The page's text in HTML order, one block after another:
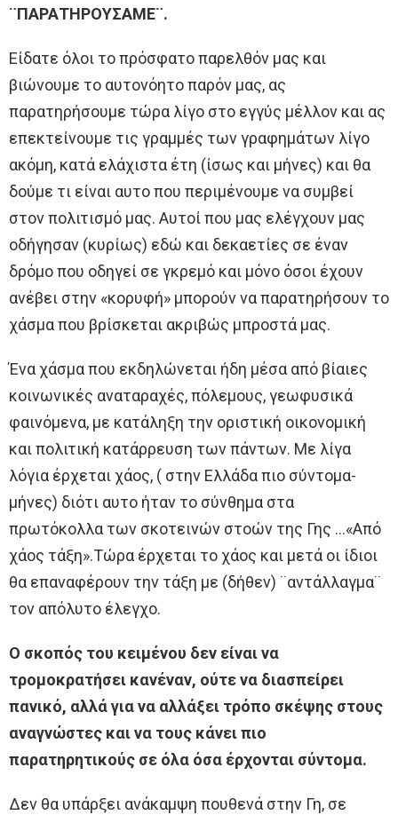
¨ΠΑΡΑΤΗΡΟΥΣΑΜΕ¨.
Είδατε όλοι το πρόσφατο παρελθόν μας και
βιώνουμε το αυτονόητο παρόν μας, ας
παρατηρήσουμε τώρα λίγο στο εγγύς μέλλον και ας
επεκτείνουμε τις γραμμές των γραφημάτων λίγο
ακόμη, κατά ελάχιστα έτη (ίσως και μήνες) και θα
δούμε τι είναι αυτο που περιμένουμε να συμβεί
στον πολιτισμό μας. Αυτοί που μας ελέγχουν μας
οδήγησαν (κυρίως) εδώ και δεκαετίες σε έναν
δρόμο που οδηγεί σε γκρεμό και μόνο όσοι έχουν
ανέβει στην «κορυφή» μπορούν να παρατηρήσουν το
χάσμα που βρίσκεται ακριβώς μπροστά μας.
Ένα χάσμα που εκδηλώνεται ήδη μέσα από βίαιες
κοινωνικές αναταραχές, πόλεμους, γεωφυσικά
φαινόμενα, με κατάληξη την οριστική οικονομική
και πολιτική κατάρρευση των πάντων. Με λίγα
λόγια έρχεται χάος, ( στην Ελλάδα πιο σύντομα-
μήνες) διότι αυτο ήταν το σύνθημα στα
πρωτόκολλα των σκοτεινών στοών της Γης …«Από
χάος τάξη».Τώρα έρχεται το χάος και μετά οι ίδιοι
θα επαναφέρουν την τάξη με (δήθεν) ¨αντάλλαγμα¨
τον απόλυτο έλεγχο.
Ο σκοπός του κειμένου δεν είναι να
τρομοκρατήσει κανέναν, ούτε να διασπείρει
πανικό, αλλά για να αλλάξει τρόπο σκέψης στους
αναγνώστες και να τους κάνει πιο
παρατηρητικούς σε όλα όσα έρχονται σύντομα.
Δεν θα υπάρξει ανάκαμψη πουθενά στην Γη, σε